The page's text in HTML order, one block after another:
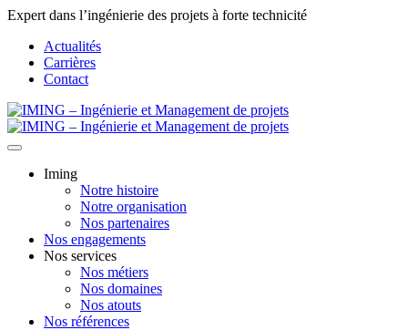
Expert dans l’ingénierie des projets à forte technicité
Actualités
Carrières
Contact
Iming
Notre histoire
Notre organisation
Nos partenaires
Nos engagements
Nos services
Nos métiers
Nos domaines
Nos atouts
Nos références